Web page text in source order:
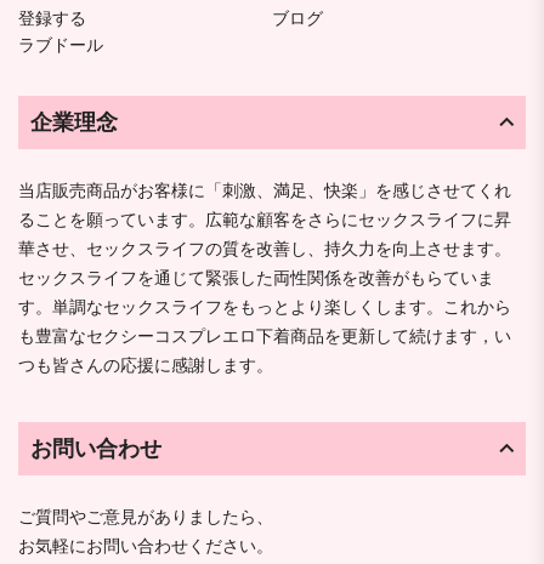
登録する
ブログ
ラブドール
企業理念
当店販売商品がお客様に「刺激、満足、快楽」を感じさせてくれ
ることを願っています。広範な顧客をさらにセックスライフに昇
華させ、セックスライフの質を改善し、持久力を向上させます。
セックスライフを通じて緊張した両性関係を改善がもらていま
す。単調なセックスライフをもっとより楽しくします。これから
も豊富なセクシーコスプレエロ下着商品を更新して続けます，い
つも皆さんの応援に感謝します。
お問い合わせ
ご質問やご意見がありましたら、
お気軽にお問い合わせください。